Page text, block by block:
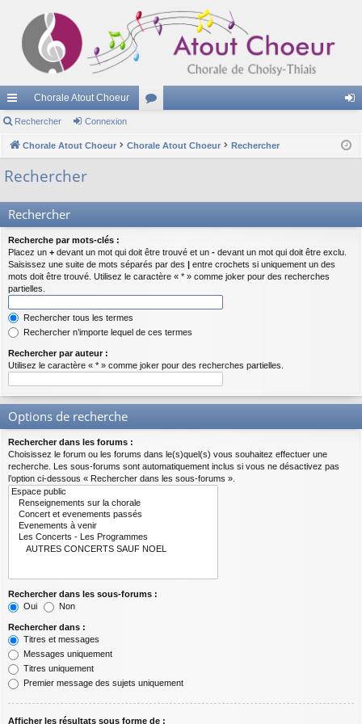
cc
ès
ra
de
Chorale Atout Choeur
u ne
Rechercher Connexion
Chorale Atout Choeur Chorale Atout Choeur Rechercher
Rechercher
Rechercher
Recherche par mots-clés :
Placez un + devant un mot qui doit être trouvé et un - devant un mot qui doit être exclu.
Saisissez une suite de mots séparés par des | entre crochets si uniquement un des
mots doit être trouvé. Utilisez le caractère « * » comme joker pour des recherches
partielles.
Rechercher tous les termes
Rechercher n’importe lequel de ces termes
Rechercher par auteur :
Utilisez le caractère « * » comme joker pour des recherches partielles.
Options de recherche
Rechercher dans les forums :
Choisissez le forum ou les forums dans le(s)quel(s) vous souhaitez effectuer une
recherche. Les sous-forums sont automatiquement inclus si vous ne désactivez pas
l’option ci-dessous « Rechercher dans les sous-forums ».
Rechercher dans les sous-forums :
Oui
Non
Rechercher dans :
Titres et messages
Messages uniquement
Titres uniquement
Premier message des sujets uniquement
Afficher les résultats sous forme de :